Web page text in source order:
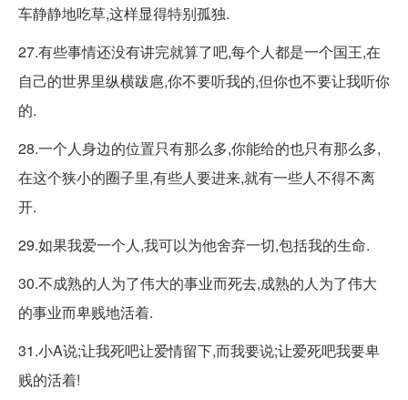
车静静地吃草,这样显得特别孤独.
27.有些事情还没有讲完就算了吧,每个人都是一个国王,在
自己的世界里纵横跋扈,你不要听我的,但你也不要让我听你
的.
28.一个人身边的位置只有那么多,你能给的也只有那么多,
在这个狭小的圈子里,有些人要进来,就有一些人不得不离
开.
29.如果我爱一个人,我可以为他舍弃一切,包括我的生命.
30.不成熟的人为了伟大的事业而死去,成熟的人为了伟大
的事业而卑贱地活着.
31.小A说;让我死吧让爱情留下,而我要说;让爱死吧我要卑
贱的活着!